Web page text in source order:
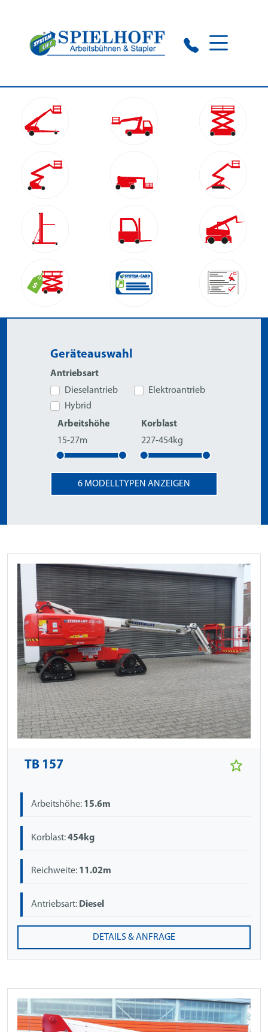
Geräteauswahl
Antriebsart
Dieselantrieb
Elektroantrieb
Hybrid
Arbeitshöhe
15-27m
Korblast
227-454kg
6 MODELLTYPEN ANZEIGEN
TB 157
Arbeitshöhe: 15.6m
Korblast:454kg
Reichweite: 11.02m
Antriebsart: Diesel
DETAILS & ANFRAGE